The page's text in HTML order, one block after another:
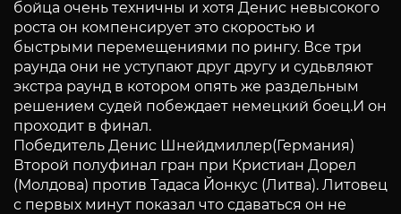
бойца очень техничны и хотя Денис невысокого
роста он компенсирует это скоростью и
быстрыми перемещениями по рингу. Все три
раунда они не уступают друг другу и судьвляют
экстра раунд в котором опять же раздельным
решением судей побеждает немецкий боец.И он
проходит в финал.
Победитель Денис Шнейдмиллер(Германия)
Второй полуфинал гран при Кристиан Дорел
(Молдова) против Тадаса Йонкус (Литва). Литовец
с первых минут показал что сдаваться он не